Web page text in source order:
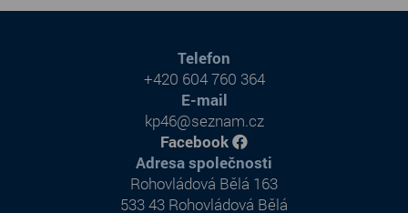
Adresa společnosti
Rohovládová Bělá 163
533 43 Rohovládová Bělá
Telefon
+420 604 760 364
E-mail
kp46@seznam.cz
Facebook